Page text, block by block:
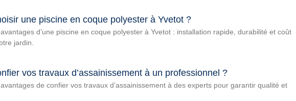
une piscine en coque polyester à Yvetot ?
d’une piscine en coque polyester à Yvetot : installation rapide, durabilité et coût
jardin.
vos travaux d’assainissement à un professionnel ?
de confier vos travaux d’assainissement à des experts pour garantir qualité et